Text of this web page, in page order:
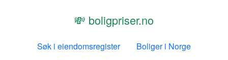
💸 boligpriser.no
Søk i eiendomsregister
Boliger i Norge